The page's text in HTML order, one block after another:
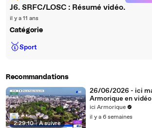
J6. SRFC/LOSC : Résumé vidéo.
il y a 11 ans
Catégorie
🥇Sport
Recommandations
2:29:10 | À suivre
26/06/2026 - ici matin par ici
Armorique en vidéo
ici Armorique
il y a 6 semaines